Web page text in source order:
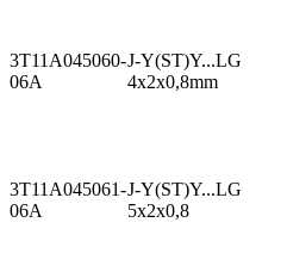
3T11A045060-
06A
J-Y(ST)Y...LG
4x2x0,8mm
3T11A045061-
06A
J-Y(ST)Y...LG
5x2x0,8